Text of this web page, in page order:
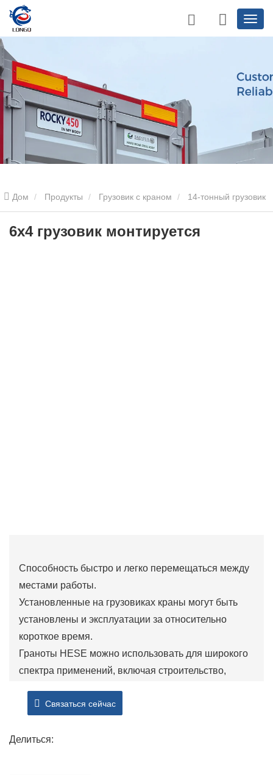
Дом Продукты Грузовик с краном 14-тонный грузовик
с краном
6x4 грузовик монтируется
Способность быстро и легко перемещаться между
местами работы.
Установленные на грузовиках краны могут быть
установлены и эксплуатации за относительно
короткое время.
Граноты HESE можно использовать для широкого
спектра применений, включая строительство,
способны поднимать различные типы нагрузок и
такими как крючки, схватки и платформы, для
Связаться сейчас
Делиться: